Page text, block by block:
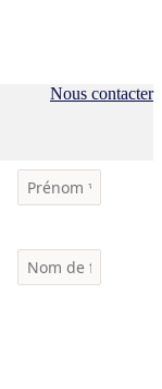
Nous contacter